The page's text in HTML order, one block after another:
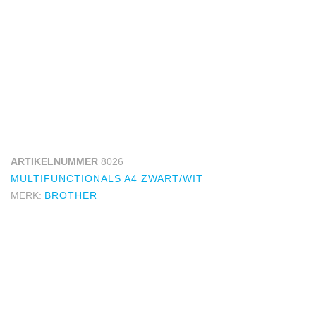
ARTIKELNUMMER 8026
MULTIFUNCTIONALS A4 ZWART/WIT
MERK: BROTHER